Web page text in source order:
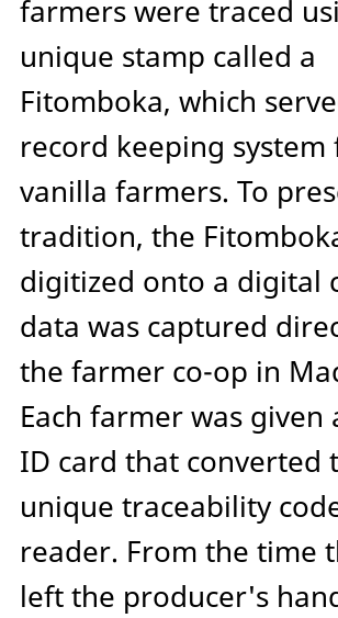
farmers were traced
unique stamp called a
Fitomboka, which
record keeping system
vanilla farmers. To
tradition, the
digitized onto a digital
data was captured
the farmer co-op in
Each farmer was given
ID card that converted
unique traceability
reader. From the time
left the producer's